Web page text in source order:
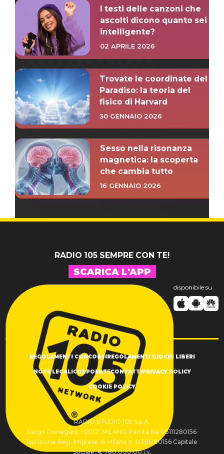
I testi delle canzoni che
ascolti dicono quanto sei
intelligente?
02 APRILE 2026
Trovate le coordinate del
Paradiso: la teoria del
fisico di Harvard
30 GENNAIO 2026
Sesso nella risonanza
magnetica: la scoperta
che cambia tutto
16 GENNAIO 2026
RADIO 105 SEMPRE CON TE!
SCARICA L'APP
disponibile su
REGOLAMENTI CONCORSIREGOLAMENTI GIOCHI LIBERI
NOTE LEGALICORPORATECONTATTIPRIVACY POLICY
COOKIE POLICY
RADIO STUDIO 105 S.p.A.
Largo Donegani, 1 20121 MILANO Partita Iva 03111280156
Iscrizione Reg. Imprese di Milano n. 03111280156 Capitale
Sociale: € 780.000,00 i.v.